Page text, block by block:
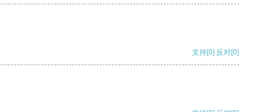
支持[0] 反对[0]